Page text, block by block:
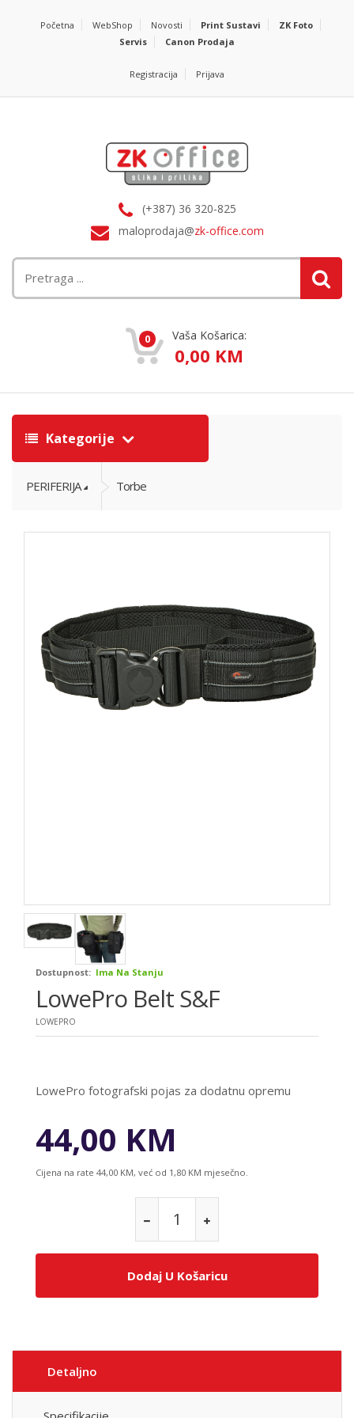
Početna WebShop Novosti Print Sustavi
ZK Foto
Servis
Canon Prodaja
Registracija Prijava
(+387) 36 320-825
maloprodaja@zk-office.com
0 Vaša Košarica:
0,00 KM
Kategorije
PERIFERIJA Torbe
Dostupnost: Ima Na Stanju
LowePro Belt S&F
LOWEPRO
LowePro fotografski pojas za dodatnu opremu
44,00 KM
Cijena na rate 44,00 KM, već od 1,80 KM mjesečno.
Dodaj U Košaricu
Detaljno